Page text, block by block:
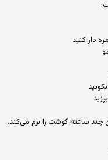
مزه دار کنید
چند ساعته گوشت را نرم می‌کند.